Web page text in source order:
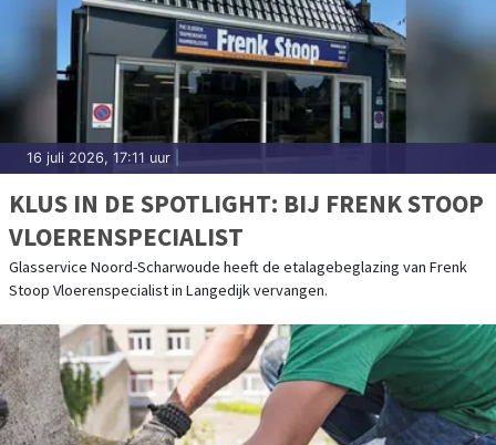
16 juli 2026, 17:11 uur
KLUS IN DE SPOTLIGHT: BIJ FRENK STOOP
VLOERENSPECIALIST
Glasservice Noord-Scharwoude heeft de etalagebeglazing van Frenk
Stoop Vloerenspecialist in Langedijk vervangen.